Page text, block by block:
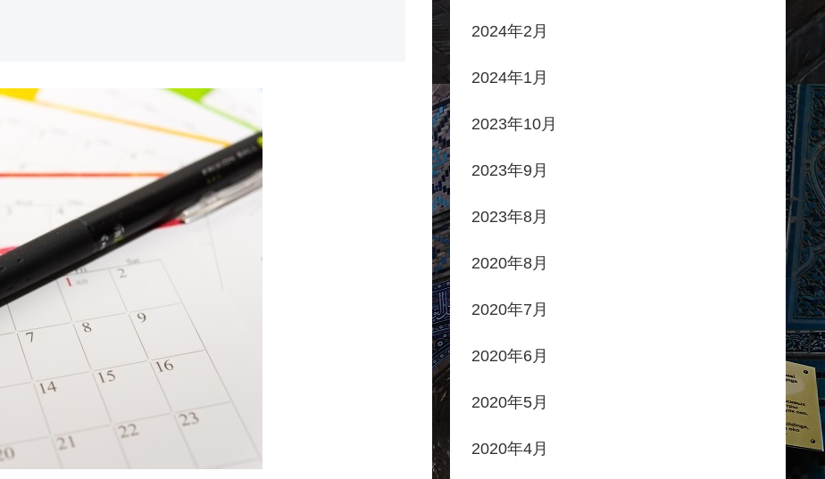
2024年2月
2024年1月
2023年10月
2023年9月
2023年8月
2020年8月
2020年7月
2020年6月
2020年5月
2020年4月